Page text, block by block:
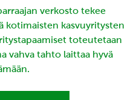
verkosto tekee
kotimaisten kasvuyritysten
toteutetaan
vahva tahto laittaa hyvä